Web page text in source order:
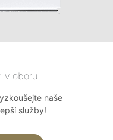
v oboru
naše
služby!